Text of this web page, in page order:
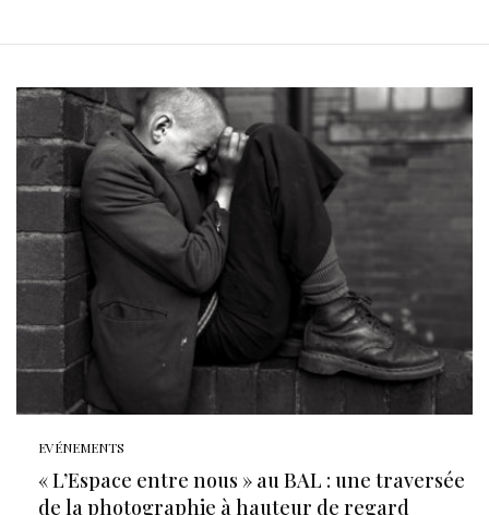
EVÉNEMENTS
« L’Espace entre nous » au BAL : une traversée
de la photographie à hauteur de regard